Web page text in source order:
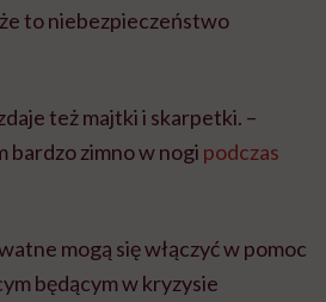
to niebezpieczeństwo
też majtki i skarpetki. –
bardzo zimno w nogi podczas
mogą się włączyć w pomoc
będącym w kryzysie